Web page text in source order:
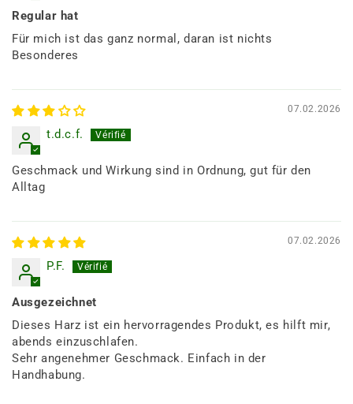
Regular hat
Für mich ist das ganz normal, daran ist nichts
Besonderes
07.02.2026
t.d.c.f.
Geschmack und Wirkung sind in Ordnung, gut für den
Alltag
07.02.2026
P.F.
Ausgezeichnet
Dieses Harz ist ein hervorragendes Produkt, es hilft mir,
abends einzuschlafen.
Sehr angenehmer Geschmack. Einfach in der
Handhabung.